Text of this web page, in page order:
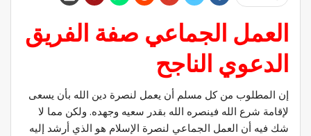
العمل الجماعي صفة الفريق
الدعوي الناجح
إن المطلوب من كل مسلم أن يعمل لنصرة دين الله بأن يسعى
لإقامة شرع الله فينصره الله بقدر سعيه وجهده. ولكن مما لا
شك فيه أن العمل الجماعي لنصرة الإسلام هو الذي أرشد إليه